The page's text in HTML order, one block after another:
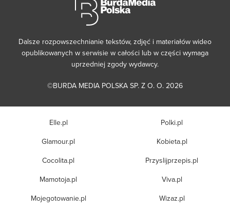
Dalsze rozpowszechnianie tekstów, zdjęć i materiałów wideo
opublikowanych w serwisie w całości lub w części wymaga
uprzedniej zgody wydawcy.
©BURDA MEDIA POLSKA SP. Z O. O. 2026
Elle.pl
Glamour.pl
Cocolita.pl
Mamotoja.pl
Mojegotowanie.pl
Polki.pl
Kobieta.pl
Przyslijprzepis.pl
Viva.pl
Wizaz.pl